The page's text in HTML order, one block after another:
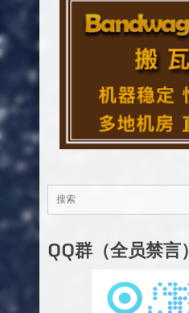
QQ群（全员禁言）